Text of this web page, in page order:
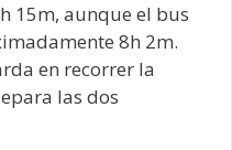
15m, aunque el bus
8h 2m.
en recorrer la
las dos